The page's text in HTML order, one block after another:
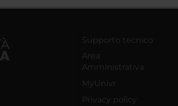
Supporto tecnico
Area
Amministrativa
MyUnivr
Privacy policy